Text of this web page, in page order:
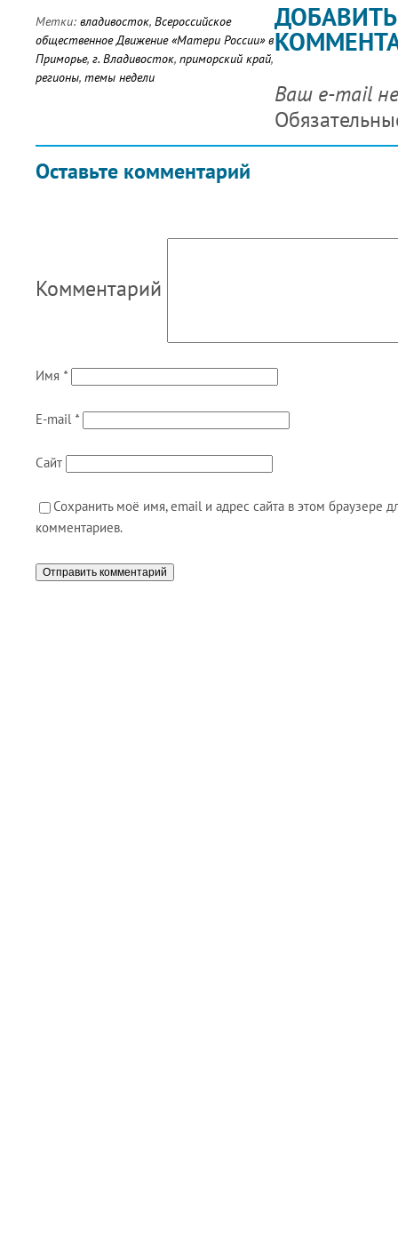
Метки: владивосток, Всероссийское
общественное Движение «Матери России» в
Приморье, г. Владивосток, приморский край,
регионы, темы недели
Оставьте комментарий
ДОБАВИТЬ
Ваш e-mail
Комментарий
Имя *
E-mail *
Сайт
Сохранить моё имя, email и адрес сайта в этом браузере
комментариев.